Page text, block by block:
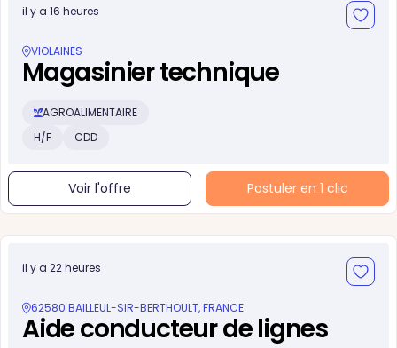
il y a 16 heures
VIOLAINES
Magasinier technique
AGROALIMENTAIRE
H/F
CDD
Voir l'offre Postuler en 1 clic
il y a 22 heures
62580 BAILLEUL-SIR-BERTHOULT, FRANCE
Aide conducteur de lignes